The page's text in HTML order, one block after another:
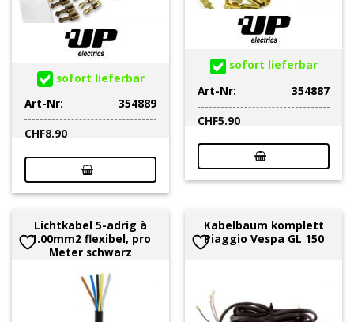
sofort lieferbar
Art-Nr:
354889
CHF8.90
sofort lieferbar
Art-Nr:
354887
CHF5.90
Lichtkabel 5-adrig à
1.00mm2 flexibel, pro
Meter schwarz
Kabelbaum komplett
Piaggio Vespa GL 150